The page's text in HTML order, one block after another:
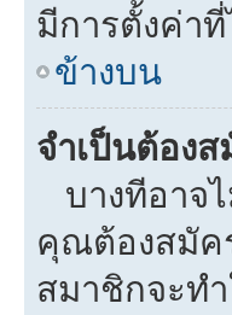
มีการตั้งค่า
ข้างบน
จำเป็นต้อง
บางทีอาจ
คุณต้องสมัค
สมาชิกจะท